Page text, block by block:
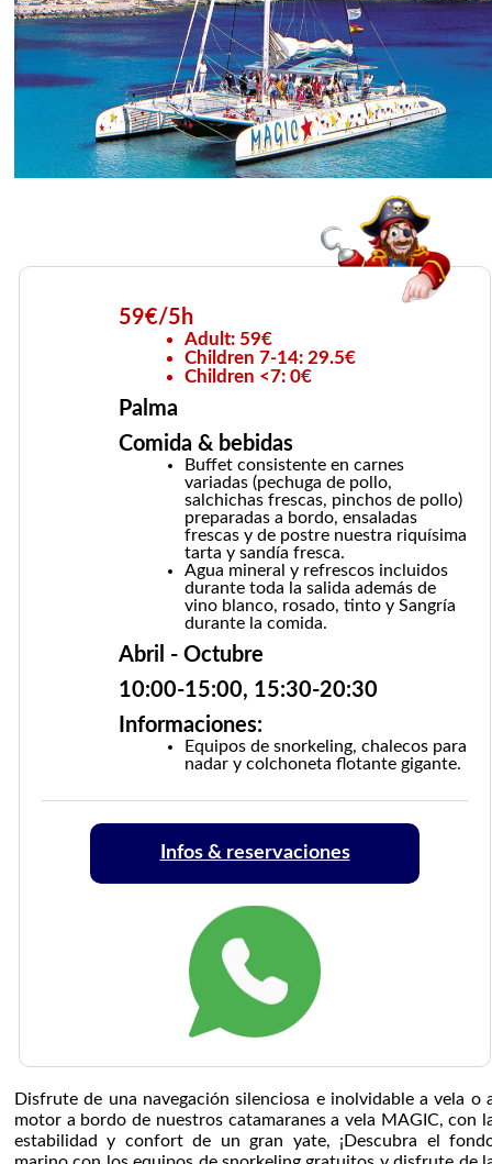
59€/5h
Adult: 59€
Children 7-14: 29.5€
Children <7: 0€
Palma
Comida & bebidas
Buffet consistente en carnes
variadas (pechuga de pollo,
salchichas frescas, pinchos de pollo)
preparadas a bordo, ensaladas
frescas y de postre nuestra riquísima
tarta y sandía fresca.
Agua mineral y refrescos incluidos
durante toda la salida además de
vino blanco, rosado, tinto y Sangría
durante la comida.
Abril - Octubre
10:00-15:00, 15:30-20:30
Informaciones:
Equipos de snorkeling, chalecos para
nadar y colchoneta flotante gigante.
Infos & reservaciones
Disfrute de una navegación silenciosa e inolvidable a vela o
motor a bordo de nuestros catamaranes a vela MAGIC, con
estabilidad y confort de un gran yate, ¡Descubra el